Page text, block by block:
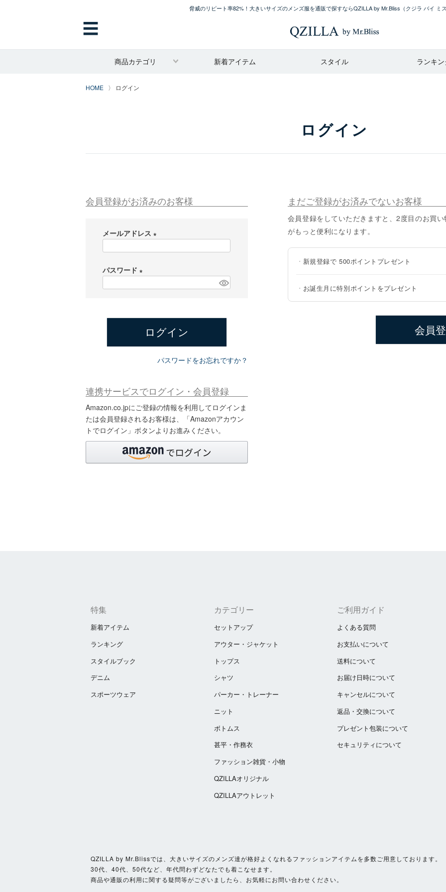
脅威のリピート率82%！大きいサイズのメンズ服を通販で探すならQZILLA by Mr.Bliss （クジラ バイ ミ
☰
商品カテゴリ 新着アイテム スタイル ランキ
HOME ログイン
ログイン
会員登録がお済みのお客様
メールアドレス
パスワード
)
ログイン
パスワードをお忘れですか？
連携サービスでログイン・会員登録
Amazon.co.jpにご登録の情報を利用してログインま
たは会員登録されるお客様は、「Amazonアカウン
トでログイン」ボタンよりお進みください。
まだご登録がお済みでないお客様
会員登録をしていただきますと、2度目のお買
がもっと便利になります。
・ 新規登録で500ポイント プレゼント
・ お誕生月に特別ポイントをプレゼント
会員
特集
新着アイテム
ランキング
スタイルブック
デニム
スポーツウェア
カテゴリー
セットアップ
アウター・ジャケット
トップス
シャツ
パーカー・トレーナー
ニット
ボトムス
甚平・作務衣
ファッション雑貨・小物
QZILLAオリジナル
QZILLAアウトレット
ご利用ガイド
よくある質問
お支払いについて
送料について
お届け日時について
キャンセルについて
返品・交換について
プレゼント包装について
セキュリティについて
QZILLA by Mr.Blissでは、大きいサイズのメンズ達が格好よくなれるファッションアイテムを多数ご用意しております。
30代、40代、50代など、年代問わずどなたでも着こなせます。
商品や通販の利用に関する疑問等がございましたら、お気軽にお問い合わせください。